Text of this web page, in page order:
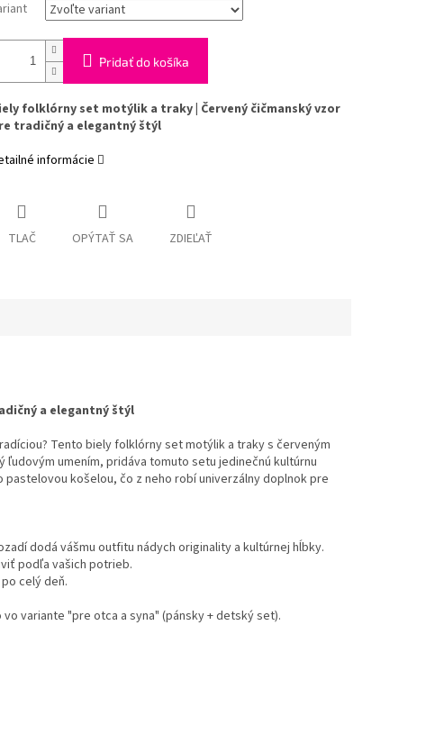
Pridať do košíka
folklórny set motýlik a traky | Červený čičmanský vzor
tradičný a elegantný štýl
informácie
TLAČ OPÝTAŤ SA ZDIEĽAŤ
a elegantný štýl
Tento biely folklórny set motýlik a traky s červeným
umením, pridáva tomuto setu jedinečnú kultúrnu
košelou, čo z neho robí univerzálny doplnok pre
dodá vášmu outfitu nádych originality a kultúrnej hĺbky.
podľa vašich potrieb.
celý deň.
variante "pre otca a syna" (pánsky + detský set).